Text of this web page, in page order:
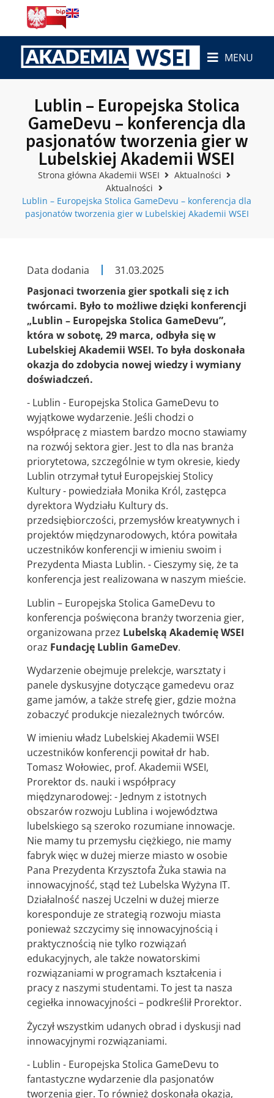
MENU
Lublin – Europejska Stolica
GameDevu – konferencja dla
pasjonatów tworzenia gier w
Lubelskiej Akademii WSEI
Strona główna Akademii WSEI
Aktualności
Aktualności
Lublin – Europejska Stolica GameDevu – konferencja dla
pasjonatów tworzenia gier w Lubelskiej Akademii WSEI
Data dodania
31.03.2025
Pasjonaci tworzenia gier spotkali się z ich
twórcami. Było to możliwe dzięki konferencji
„Lublin – Europejska Stolica GameDevu”,
która w sobotę, 29 marca, odbyła się w
Lubelskiej Akademii WSEI. To była doskonała
okazja do zdobycia nowej wiedzy i wymiany
doświadczeń.
- Lublin - Europejska Stolica GameDevu to
wyjątkowe wydarzenie. Jeśli chodzi o
współpracę z miastem bardzo mocno stawiamy
na rozwój sektora gier. Jest to dla nas branża
priorytetowa, szczególnie w tym okresie, kiedy
Lublin otrzymał tytuł Europejskiej Stolicy
Kultury - powiedziała Monika Król, zastępca
dyrektora Wydziału Kultury ds.
przedsiębiorczości, przemysłów kreatywnych i
projektów międzynarodowych, która powitała
uczestników konferencji w imieniu swoim i
Prezydenta Miasta Lublin. - Cieszymy się, że ta
konferencja jest realizowana w naszym mieście.
Lublin – Europejska Stolica GameDevu to
konferencja poświęcona branży tworzenia gier,
organizowana przez Lubelską Akademię WSEI
oraz Fundację Lublin GameDev.
Wydarzenie obejmuje prelekcje, warsztaty i
panele dyskusyjne dotyczące gamedevu oraz
game jamów, a także strefę gier, gdzie można
zobaczyć produkcje niezależnych twórców.
W imieniu władz Lubelskiej Akademii WSEI
uczestników konferencji powitał dr hab.
Tomasz Wołowiec, prof. Akademii WSEI,
Prorektor ds. nauki i współpracy
międzynarodowej: - Jednym z istotnych
obszarów rozwoju Lublina i województwa
lubelskiego są szeroko rozumiane innowacje.
Nie mamy tu przemysłu ciężkiego, nie mamy
fabryk więc w dużej mierze miasto w osobie
Pana Prezydenta Krzysztofa Żuka stawia na
innowacyjność, stąd też Lubelska Wyżyna IT.
Działalność naszej Uczelni w dużej mierze
koresponduje ze strategią rozwoju miasta
ponieważ szczycimy się innowacyjnością i
praktycznością nie tylko rozwiązań
edukacyjnych, ale także nowatorskimi
rozwiązaniami w programach kształcenia i
pracy z naszymi studentami. To jest ta nasza
cegiełka innowacyjności – podkreślił Prorektor.
Życzył wszystkim udanych obrad i dyskusji nad
innowacyjnymi rozwiązaniami.
- Lublin - Europejska Stolica GameDevu to
fantastyczne wydarzenie dla pasjonatów
tworzenia gier. To również doskonała okazja,